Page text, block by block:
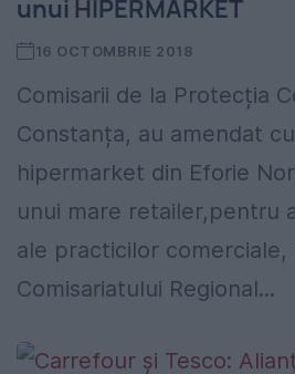
unui HIPERMARKET
16 OCTOMBRIE 2018
Comisarii de la Protecția
Constanța, au amendat
hipermarket din Eforie
unui mare retailer,pentru
ale practicilor comerciale,
Comisariatului Regional...